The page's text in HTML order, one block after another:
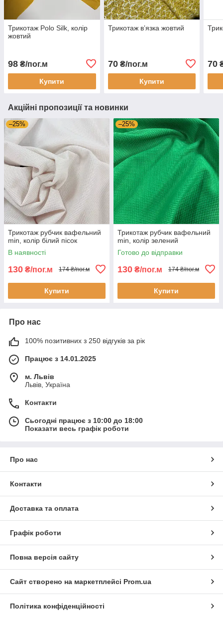
Трикотаж Polo Silk, колір
жовтий
98 ₴/пог.м
Купити
Трикотаж вʼязка жовтий
70₴/пог.м
Купити
70
Акційні пропозиції та новинки
–25%
Трикотаж рубчик вафельний
min, колір білий пісок
В наявності
130 ₴/пог.м 174 ₴/пог.м
Купити
–25%
Трикотаж рубчик вафельний
min, колір зелений
Готово до відправки
130 ₴/пог.м 174 ₴/пог.м
Купити
Про нас
100% позитивних з 250 відгуків за рік
Працює з 14.01.2025
м. Львів
Львів, Україна
Контакти
Сьогодні працює з 10:00 до 18:00
Показати весь графік роботи
Про нас
Контакти
Доставка та оплата
Графік роботи
Повна версія сайту
Сайт створено на маркетплейсі Prom.ua
Політика конфіденційності